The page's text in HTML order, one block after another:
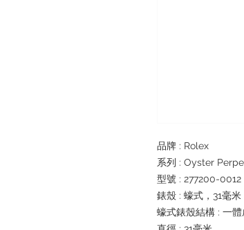
品牌 : Rolex
系列 : Oyster
型號 : 277200-0012
錶殼 : 蠔式，31毫
蠔式錶殼結構 : 一